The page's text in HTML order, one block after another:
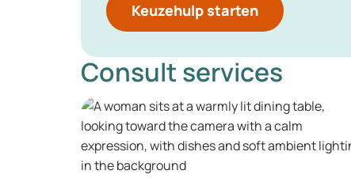
Keuzehulp starten
Consult services